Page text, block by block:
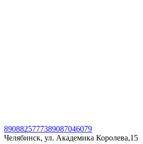
8908825777389087046079
Челябинск, ул. Академика Королева,15